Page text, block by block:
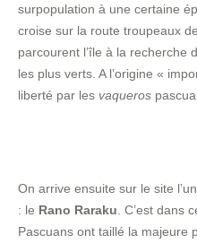
surpopulation à une certaine
croise sur la route troupeaux
parcourent l’île à la recherche
les plus verts. A l’origine «
liberté par les vaqueros
On arrive ensuite sur le site
: le Rano Raraku . C’est dans
Pascuans ont taillé la majeure